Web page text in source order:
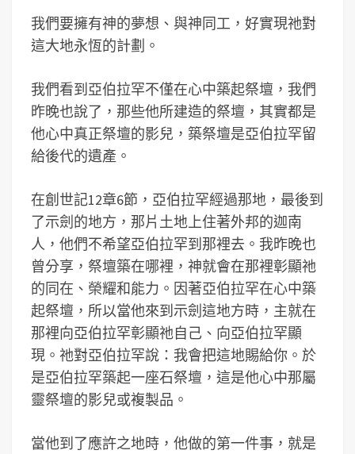
我們要擁有神的夢想、與神同工，好實現祂對
這大地永恆的計劃。
我們看到亞伯拉罕不僅在心中築起祭壇，我們
昨晚也說了，那些他所建造的祭壇，其實都是
他心中真正祭壇的影兒，築祭壇是亞伯拉罕留
給後代的遺產。
在創世記12章6節，亞伯拉罕經過那地，最後到
了示劍的地方，那片土地上住著外邦的迦南
人，他們不希望亞伯拉罕到那裡去。我昨晚也
曾分享，祭壇築在哪裡，神就會在那裡彰顯祂
的同在、榮耀和能力。因著亞伯拉罕在心中築
起祭壇，所以當他來到示劍這地方時，主就在
那裡向亞伯拉罕彰顯祂自己、向亞伯拉罕顯
現。祂對亞伯拉罕說：我會把這地賜給你。於
是亞伯拉罕築起一座石祭壇，這是他心中那屬
靈祭壇的影兒或複製品。
當他到了應許之地時，他做的第一件事，就是